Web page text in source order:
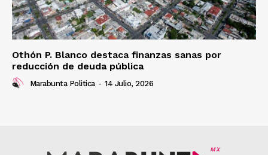
Othón P. Blanco destaca finanzas sanas por
reducción de deuda pública
Marabunta Politica - 14 Julio, 2026
MX